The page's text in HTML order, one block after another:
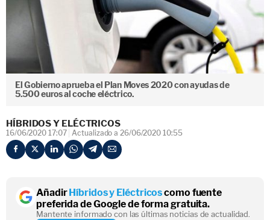
El Gobierno aprueba el Plan Moves 2020 con ayudas de
5.500 euros al coche eléctrico.
HÍBRIDOS Y ELÉCTRICOS
16/06/2020 17:07 Actualizado a 26/06/2020 10:55
AñadirHíbridos y Eléctricoscomo fuente
preferida de Google de forma gratuita.
Mantente informado con las últimas noticias de actualidad.